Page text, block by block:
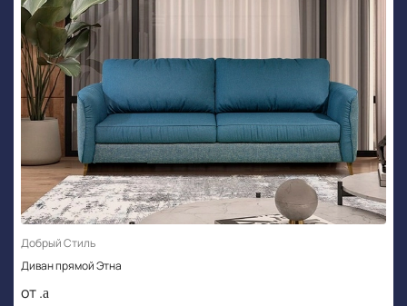
Добрый Стиль
Диван прямой Этна
от .